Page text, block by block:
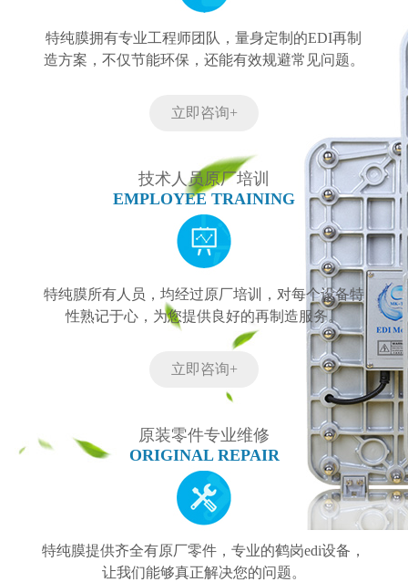
特纯膜拥有专业工程师团队，量身定制的EDI再制
造方案，不仅节能环保，还能有效规避常见问题。
立即咨询+
技术人员原厂培训
EMPLOYEE TRAINING
特纯膜所有人员，均经过原厂培训，对每个设备特
性熟记于心，为您提供良好的再制造服务。
立即咨询+
原装零件专业维修
ORIGINAL REPAIR
特纯膜提供齐全有原厂零件，专业的鹤岗edi设备，
让我们能够真正解决您的问题。